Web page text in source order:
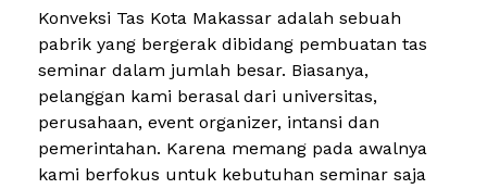
Konveksi Tas Kota Makassar adalah sebuah
pabrik yang bergerak dibidang pembuatan tas
seminar dalam jumlah besar. Biasanya,
pelanggan kami berasal dari universitas,
perusahaan, event organizer, intansi dan
pemerintahan. Karena memang pada awalnya
kami berfokus untuk kebutuhan seminar saja